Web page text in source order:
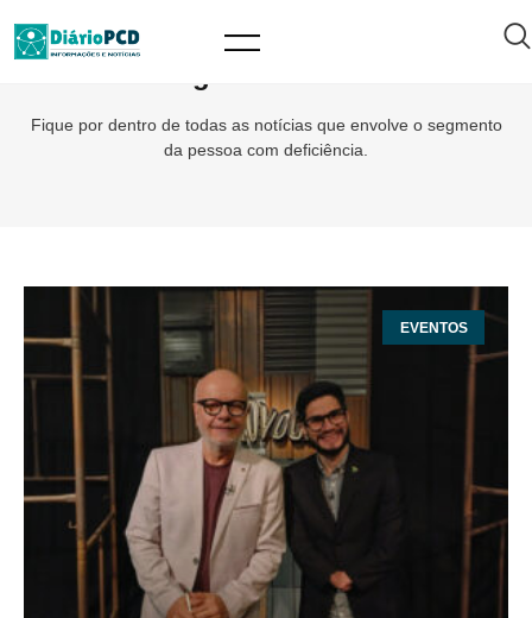
Fique por dentro de todas as notícias que envolve o segmento
da pessoa com deficiência.
EVENTOS